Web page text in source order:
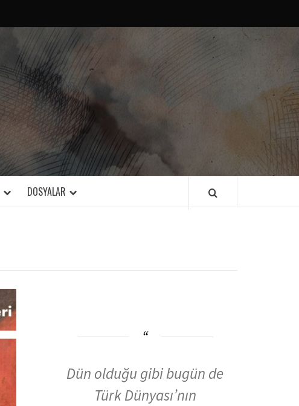
DOSYALAR
Dün olduğu gibi bugün de
Türk Dünyası’nın